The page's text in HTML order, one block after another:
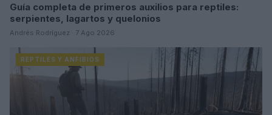
Guía completa de primeros auxilios para reptiles:
serpientes, lagartos y quelonios
Andrés Rodríguez · 7 Ago 2026
REPTILES Y ANFIBIOS